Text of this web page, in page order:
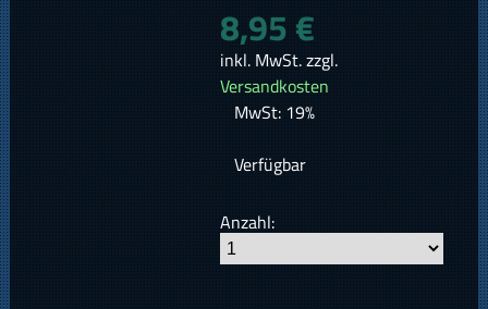
8,95 €
inkl. MwSt. zzgl.
Versandkosten
MwSt: 19%
Verfügbar
Anzahl: